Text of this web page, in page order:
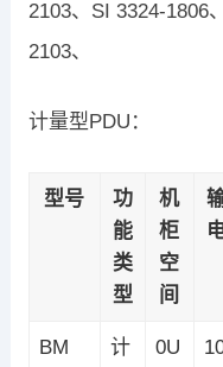
2103、SI 3324-1806
2103、
计量型PDU：
型号
功
能
类
型
机
柜
空
间
BM
计
0U